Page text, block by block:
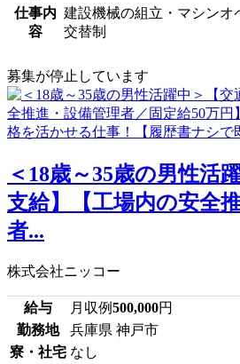
仕事内
容
建設機械の組立・マシンオ
交替制
募集が停止しています
＜18歳～35歳の男性活
支給】【工場内の安全
者...
株式会社ニッコー
給与 月収例500,000円
勤務地
兵庫県 神戸市
寮・社宅 なし